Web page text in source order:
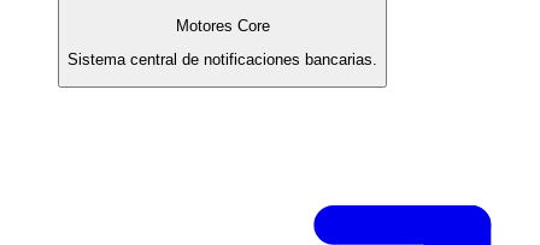
Motores Core
Sistema central de notificaciones bancarias.